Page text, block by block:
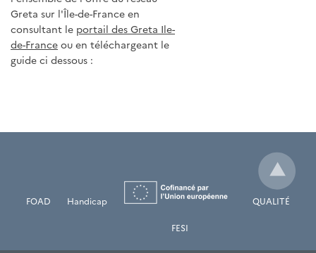
Greta sur l'Île-de-France en
consultant le portail des Greta Ile-
de-France ou en téléchargeant le
guide ci dessous :
FOAD Handicap
FESI
QUALITÉ